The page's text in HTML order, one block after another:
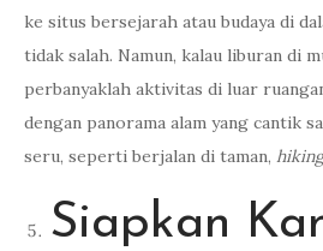
ke situs bersejarah atau budaya di
tidak salah. Namun, kalau liburan di
perbanyaklah aktivitas di luar
dengan panorama alam yang cantik
seru, seperti berjalan di taman, hiking
Siapkan